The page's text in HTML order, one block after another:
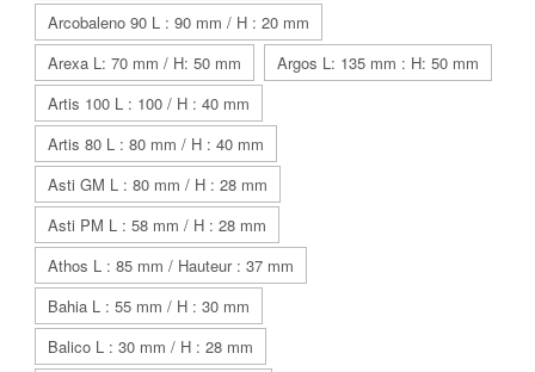
Arcobaleno 90 L : 90 mm / H : 20 mm
Arexa L: 70 mm / H: 50 mm
Argos L: 135 mm : H: 50 mm
Artis 100 L : 100 / H : 40 mm
Artis 80 L : 80 mm / H : 40 mm
Asti GM L : 80 mm / H : 28 mm
Asti PM L : 58 mm / H : 28 mm
Athos L : 85 mm / Hauteur : 37 mm
Bahia L : 55 mm / H : 30 mm
Balico L : 30 mm / H : 28 mm